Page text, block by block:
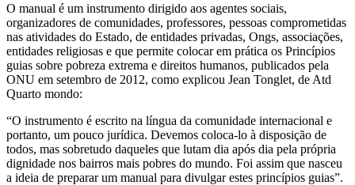
O manual é um instrumento dirigido aos agentes sociais,
organizadores de comunidades, professores, pessoas comprometidas
nas atividades do Estado, de entidades privadas, Ongs, associações,
entidades religiosas e que permite colocar em prática os Princípios
guias sobre pobreza extrema e direitos humanos, publicados pela
ONU em setembro de 2012, como explicou Jean Tonglet, de Atd
Quarto mondo:
“O instrumento é escrito na língua da comunidade internacional e
portanto, um pouco jurídica. Devemos coloca-lo à disposição de
todos, mas sobretudo daqueles que lutam dia após dia pela própria
dignidade nos bairros mais pobres do mundo. Foi assim que nasceu
a ideia de preparar um manual para divulgar estes princípios guias”.